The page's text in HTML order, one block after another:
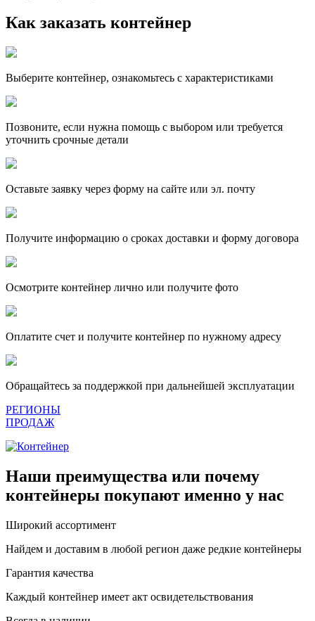
Как заказать контейнер
Выберите контейнер, ознакомьтесь с характеристиками
Позвоните, если нужна помощь с выбором или требуется
уточнить срочные детали
Оставьте заявку через форму на сайте или эл. почту
Получите информацию о сроках доставки и форму договора
Осмотрите контейнер лично или получите фото
Оплатите счет и получите контейнер по нужному адресу
Обращайтесь за поддержкой при дальнейшей эксплуатации
РЕГИОНЫ
ПРОДАЖ
Наши преимущества или почему
контейнеры покупают именно у нас
Широкий ассортимент
Найдем и доставим в любой регион даже редкие контейнеры
Гарантия качества
Каждый контейнер имеет акт освидетельствования